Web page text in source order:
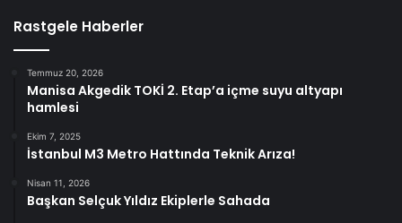
Rastgele Haberler
Temmuz 20, 2026
Manisa Akgedik TOKİ 2. Etap’a içme suyu altyapı
hamlesi
Ekim 7, 2025
İstanbul M3 Metro Hattında Teknik Arıza!
Nisan 11, 2026
Başkan Selçuk Yıldız Ekiplerle Sahada